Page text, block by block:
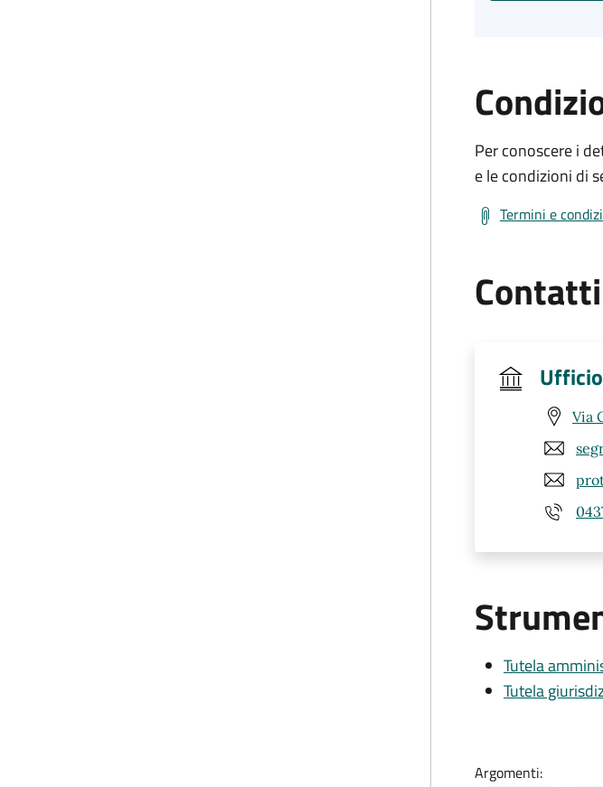
Per conoscere i
e le condizioni di
Termini e
Contatti
Via
Tutela
Tutela
Argomenti: